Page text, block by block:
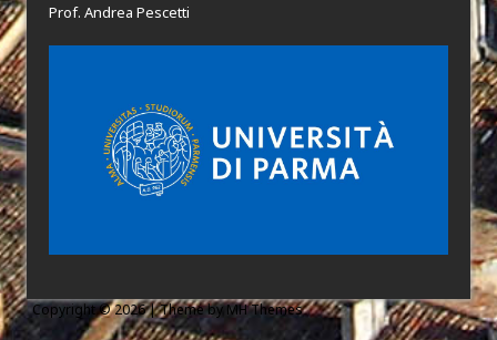
Prof. Andrea Pescetti
Copyright © 2026 | Theme byMH Themes